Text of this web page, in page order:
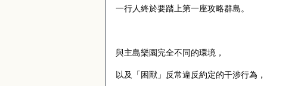
一行人終於要踏上第一座攻略群島。
與主島樂園完全不同的環境，
以及「困獸」反常違反約定的干涉行為，